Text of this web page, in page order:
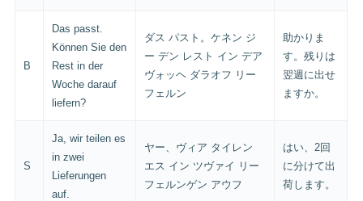
B
Das passt.
Können Sie den
Rest in der
Woche darauf
liefern?
ダス パスト。ケネン ジ
ー デン レスト イン デア
ヴォッヘ ダラオフ リー
フェルン
助かりま
す。残りは
翌週に出せ
ますか。
S
Ja, wir teilen es
in zwei
Lieferungen
auf.
ヤー、ヴィア タイレン
エス イン ツヴァイ リー
フェルンゲン アウフ
はい、2回
に分けて出
荷します。